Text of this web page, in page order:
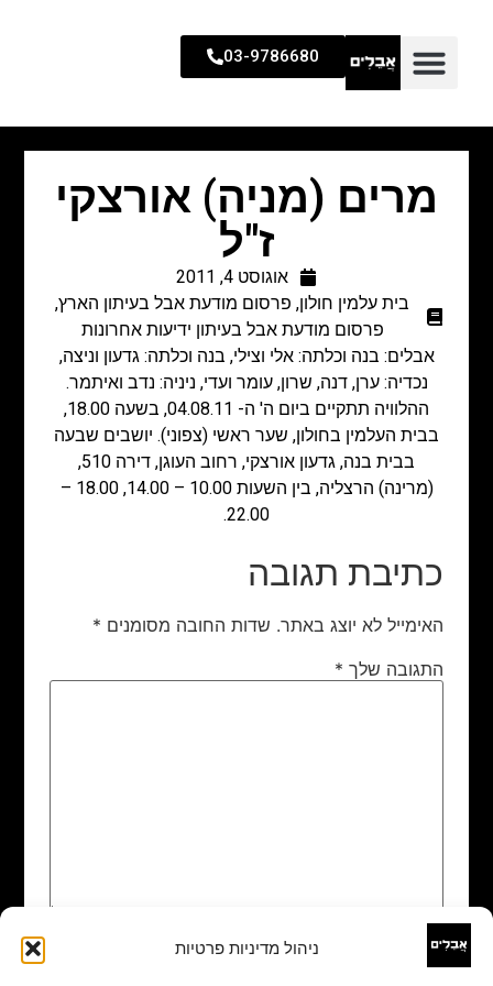
ניהול מדיניות פרטיות
03-9786680
מרים (מניה) אורצקי
ז"ל
אוגוסט 4, 2011
בית עלמין חולון, פרסום מודעת אבל בעיתון הארץ,
פרסום מודעת אבל בעיתון ידיעות אחרונות
אבלים: בנה וכלתה: אלי וצילי, בנה וכלתה: גדעון וניצה,
נכדיה: ערן, דנה, שרון, עומר ועדי, ניניה: נדב ואיתמר.
ההלוויה תתקיים ביום ה' ה- 04.08.11, בשעה 18.00,
בבית העלמין בחולון, שער ראשי (צפוני). יושבים שבעה
בבית בנה, גדעון אורצקי, רחוב העוגן, דירה 510,
(מרינה) הרצליה, בין השעות 10.00 – 14.00, 18.00 –
22.00.
כתיבת תגובה
האימייל לא יוצג באתר. שדות החובה מסומנים *
התגובה שלך *
שם